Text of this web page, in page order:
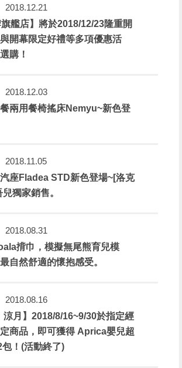
2018.12.21
艦店】將於2018/12/23隆重開
開幕限定好禮等多項優惠活
購！
2018.12.03
兩用餐椅搖床Nemyu~新色登
2018.11.05
座Fladea STD新色登場~[洛克
獨家銷售。
2018.08.31
揹巾，模擬無尾熊育兒模
自然舒適的懷抱感受。
2018.08.16
涼月】2018/8/16~9/30於指定經
商品，即可獲得 Aprica嬰兒超
！(活動終了)